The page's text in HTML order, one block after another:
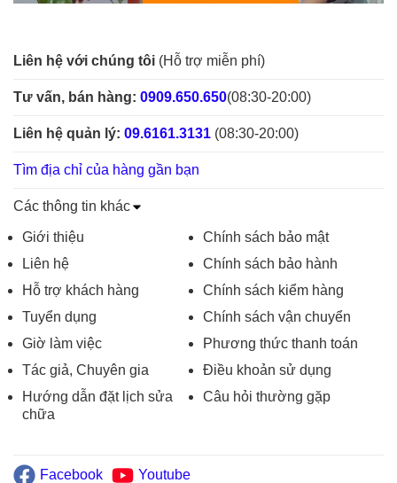
Liên hệ với chúng tôi (Hỗ trợ miễn phí)
Tư vấn, bán hàng: 0909.650.650(08:30-20:00)
Liên hệ quản lý: 09.6161.3131 (08:30-20:00)
Tìm địa chỉ của hàng gần bạn
Các thông tin khác
Giới thiệu
Liên hệ
Hỗ trợ khách hàng
Tuyển dụng
Giờ làm việc
Tác giả, Chuyên gia
Hướng dẫn đặt lịch sửa
chữa
Chính sách bảo mật
Chính sách bảo hành
Chính sách kiểm hàng
Chính sách vận chuyển
Phương thức thanh toán
Điều khoản sử dụng
Câu hỏi thường gặp
Facebook Youtube